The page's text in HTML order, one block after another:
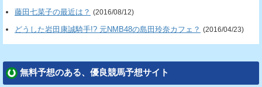
藤田七菜子の最近は？ (2016/08/12)
どうした岩田康誠騎手!? 元NMB48の島田玲奈カフェ？ (2016/04/23)
無料予想のある、優良競馬予想サイト